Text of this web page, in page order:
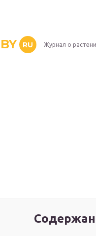
RU Журнал о